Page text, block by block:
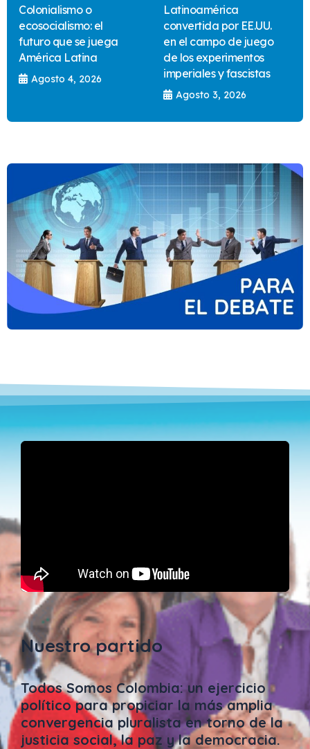
Colonialismo o
ecosocialismo: el
futuro que se juega
América Latina
Agosto 4, 2026
Latinoamérica
convertida por EE.UU.
en el campo de juego
de los experimentos
imperiales y fascistas
Agosto 3, 2026
Nuestro partido
Todos Somos Colombia: un ejercicio
político para propiciar la más amplia
convergencia pluralista en torno de la
justicia social, la paz y la democracia.